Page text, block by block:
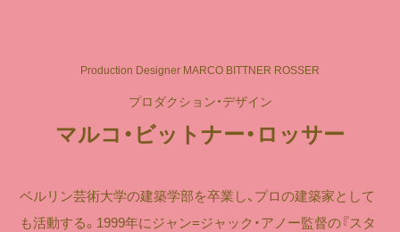
Production Designer MARCO BITTNER ROSSER
プロダクション・デザイン
マルコ・ビットナー・ロッサー
ベルリン芸術大学の建築学部を卒業し、プロの建築家として
も活動する。1999年にジャン=ジャック・アノー監督の『スタ